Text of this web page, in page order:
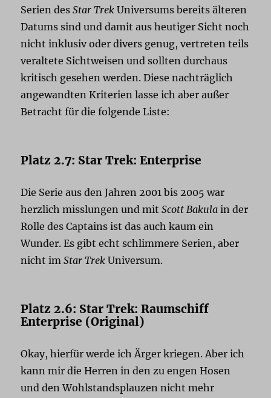
Serien desStar Trek Universums bereits älteren
Datums sind und damit aus heutiger Sicht noch
nicht inklusiv oder divers genug, vertreten teils
veraltete Sichtweisen und sollten durchaus
kritisch gesehen werden. Diese nachträglich
angewandten Kriterien lasse ich aber außer
Betracht für die folgende Liste:
Platz 2.7: Star Trek: Enterprise
Die Serie aus den Jahren 2001 bis 2005 war
herzlich misslungen und mitScott Bakula in der
Rolle des Captains ist das auch kaum ein
Wunder. Es gibt echt schlimmere Serien, aber
nicht imStar Trek Universum.
Platz 2.6: Star Trek: Raumschiff
Enterprise (Original)
Okay, hierfür werde ich Ärger kriegen. Aber ich
kann mir die Herren in den zu engen Hosen
und den Wohlstandsplauzen nicht mehr